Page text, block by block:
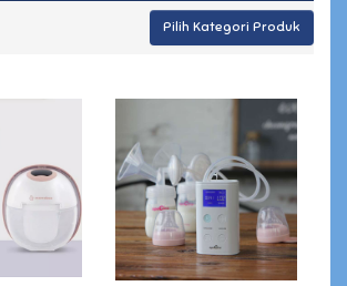
Pilih Kategori Produk